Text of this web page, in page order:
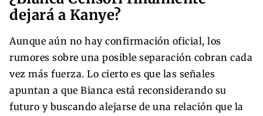
dejará a Kanye?
Aunque aún no hay confirmación oficial, los
rumores sobre una posible separación cobran cada
vez más fuerza. Lo cierto es que las señales
apuntan a que Bianca está reconsiderando su
futuro y buscando alejarse de una relación que la